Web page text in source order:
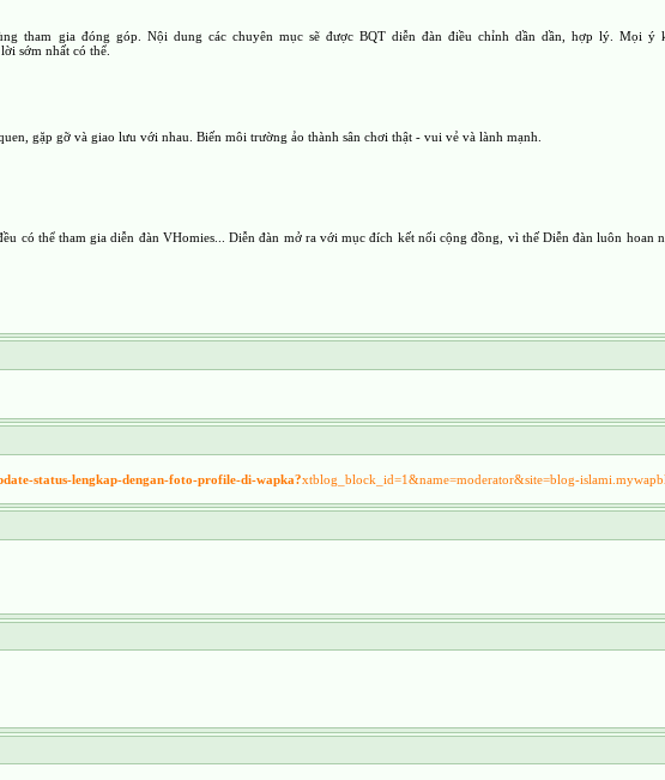
tham gia đóng góp. Nội dung các chuyên mục sẽ được BQT diễn đàn điều chỉnh dần dần, hợp lý. Mọi
sớm nhất có thể.
gặp gỡ và giao lưu với nhau. Biến môi trường ảo thành sân chơi thật - vui vẻ và lành mạnh.
có thể tham gia diễn đàn VHomies... Diễn đàn mở ra với mục đích kết nối cộng đồng, vì thế Diễn đàn luôn
status-lengkap-dengan-foto-profile-di-wapka?xtblog_block_id=1&name=moderator&site=blog-